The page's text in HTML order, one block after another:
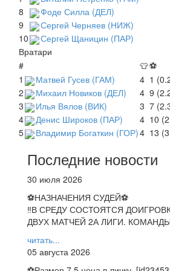
8
Фоде Силла (ДЕЛ)
9
Сергей Черняев (НИЖ)
10
Сергей Щаницин (ПАР)
Вратари
#
👕⚽
1
Матвей Гусев (ГАМ) 4 1
2
Михаил Новиков (ДЕЛ) 4 9
3
Илья Вялов (ВИК) 3 7
4
Денис Широков (ПАР) 4 10
5
Владимир Богаткин (ГОР)4 13
Последние новости
30 июля 2026
⚽НАЗНАЧЕНИЯ СУДЕЙ⚽
‼В СРЕДУ СОСТОЯТСЯ
ДВУХ МАТЧЕЙ 2А ЛИГИ.
читать...
05 августа 2026